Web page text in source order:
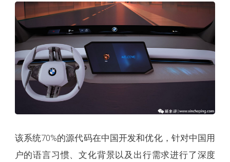
该系统70%的源代码在中国开发和优化，针对中国用
户的语言习惯、文化背景以及出行需求进行了深度